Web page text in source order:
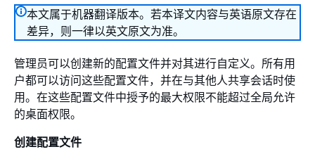
本文属于机器翻译版本。若本译文内容与英语原文存在
差异，则一律以英文原文为准。
管理员可以创建新的配置文件并对其进行自定义。所有用
户都可以访问这些配置文件，并在与其他人共享会话时使
用。在这些配置文件中授予的最大权限不能超过全局允许
的桌面权限。
创建配置文件